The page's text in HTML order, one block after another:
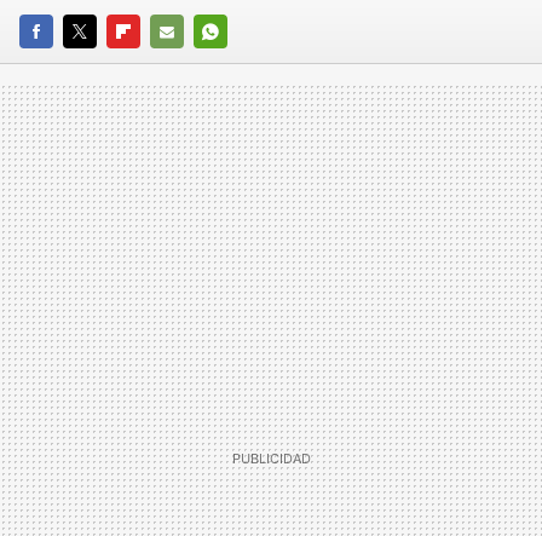
FACEBOOK
TWITTERFLIPBOARD
E-
MAIL
WHATSAPP